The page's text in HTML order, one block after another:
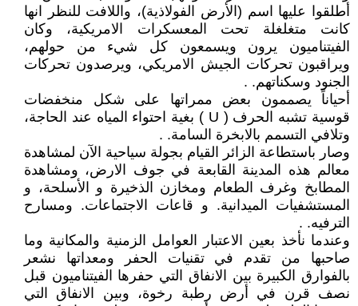
أطلقوا عليها اسم (الأرض الفولاذية)، واللافت للنظر انها
كانت متغلغلة تحت المعسكرات الامريكية، وكان
الفيتناميون يرون ويسمعون كل شيء من حولهم،
ويراقبون تحركات الجيش الامريكي، ويرصدون تحركات
الجنود وسكناتهم. .
أحياناً يصممون بعض ممراتها على شكل منخفضات
قوسية تشبه الحرف ( U ) بغية احتواء المياه عند الحاجة،
وتلافي التسمم بالابخرة السامة. .
وصار باستطاعة الزائر القيام بجولة سياحية الآن لمشاهدة
معالم هذه المدينة القابعة في جوف الارض، ومشاهدة
المطابخ وغرف الطعام ومخازن الذخيرة و الأسلحة، و
المستشفيات الميدانية. و قاعات الاجتماعات. ومسارح
الترفيه. .
وعندما نأخذ بعين الاعتبار العوامل الزمنية والمكانية وما
صاحبها من تقدم في تقنيات الحفر ومعداتها نشعر
بالفوارق الكبيرة بين الانفاق التي حفرها الفيتناميون قبل
نصف قرن في أرض رطبة رخوة، وبين الانفاق التي